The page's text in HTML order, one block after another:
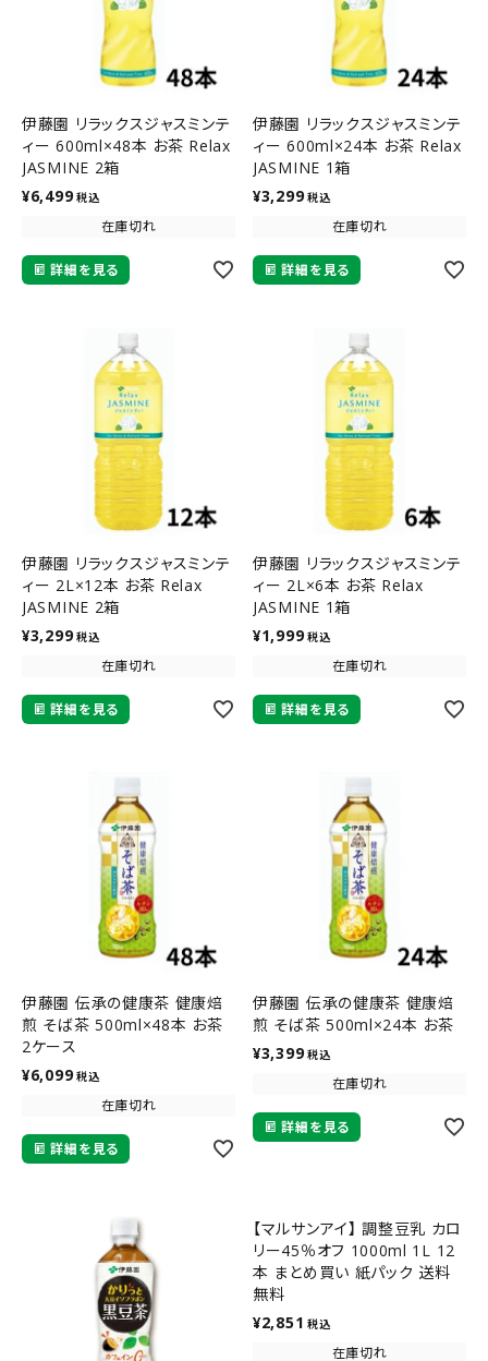
伊藤園 リラックスジャスミンテ
ィー 600ml×48本 お茶 Relax
JASMINE 2箱
¥6,499 税込
在庫切れ
詳細を見る
伊藤園 リラックスジャスミンテ
ィー 600ml×24本 お茶 Relax
JASMINE 1箱
¥3,299 税込
在庫切れ
詳細を見る
伊藤園 リラックスジャスミンテ
ィー 2L×12本 お茶 Relax
JASMINE 2箱
¥3,299 税込
在庫切れ
詳細を見る
伊藤園 リラックスジャスミンテ
ィー 2L×6本 お茶 Relax
JASMINE 1箱
¥1,999 税込
在庫切れ
詳細を見る
伊藤園 伝承の健康茶 健康焙
煎 そば茶 500ml×48本 お茶
2ケース
¥6,099 税込
在庫切れ
詳細を見る
伊藤園 伝承の健康茶 健康焙
煎 そば茶 500ml×24本 お茶
¥3,399 税込
在庫切れ
詳細を見る
【マルサンアイ】 調整豆乳 カロ
リー45％オフ 1000ml 1L 12
本 まとめ買い 紙パック 送料
無料
¥2,851 税込
在庫切れ